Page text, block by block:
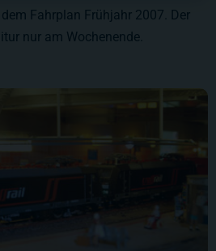
Fahrplan Frühjahr 2007. Der
nur am Wochenende.